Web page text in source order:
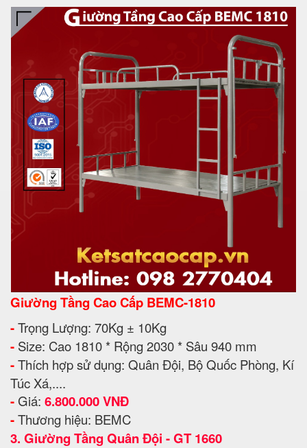
Giường Tầng Cao Cấp BEMC-1810
-Trọng Lượng: 70Kg ± 10Kg
- Size: Cao 1810 * Rộng 2030 * Sâu 940 mm
-Thích hợp sử dụng: Quân Đội, Bộ Quốc Phòng, Kí
Túc Xá,....
- Giá: 6.800.000 VNĐ
-Thương hiệu: BEMC
3. Giường Tầng Quân Đội - GT 1660